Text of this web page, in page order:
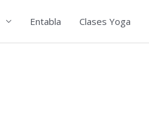
Entabla Clases Yoga